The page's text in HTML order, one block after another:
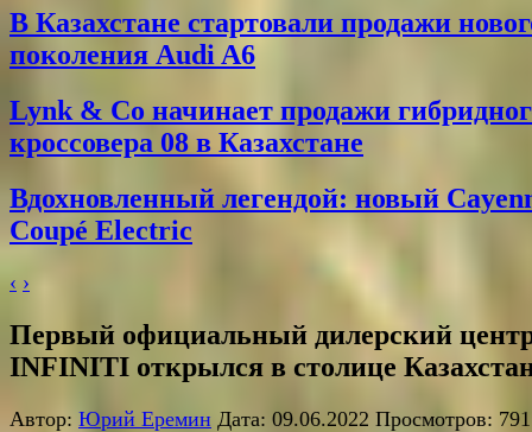
В Казахстане стартовали продажи
поколения Audi A6
Lynk & Co начинает продажи
кроссовера 08 в Казахстане
Вдохновленный легендой: новый
Coupé Electric
‹ ›
Первый официальный дилерский
INFINITI открылся в столице
Автор: Юрий Еремин Дата: 09.06.2022 Просмотров: 791